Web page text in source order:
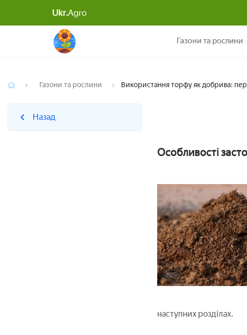
Ukr.Agro
Газони та рослини
Назад
Газони та рослини Використання торфу як добрива:
Назад
Особливості
наступних розділах.